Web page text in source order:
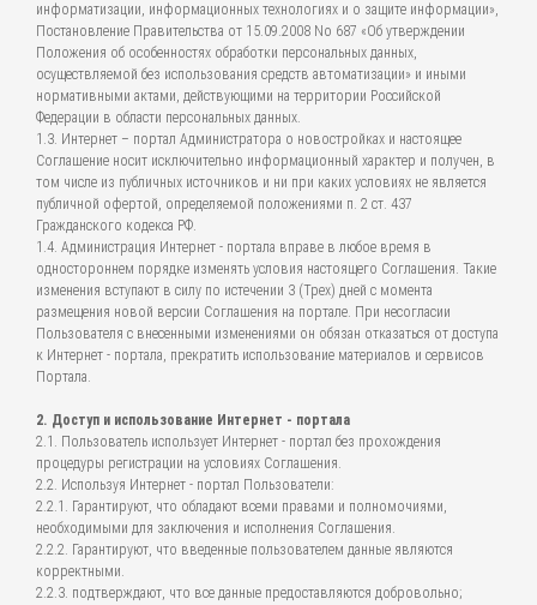
информатизации, информационных технологиях и о защите информации»,
Постановление Правительства от 15.09.2008 No 687 «Об утверждении
Положения об особенностях обработки персональных данных,
осуществляемой без использования средств автоматизации» и иными
нормативными актами, действующими на территории Российской
Федерации в области персональных данных.
1.3. Интернет – портал Администратора о новостройках и настоящее
Соглашение носит исключительно информационный характер и получен, в
том числе из публичных источников и ни при каких условиях не является
публичной офертой, определяемой положениями п. 2 ст. 437
Гражданского кодекса РФ.
1.4. Администрация Интернет - портала вправе в любое время в
одностороннем порядке изменять условия настоящего Соглашения. Такие
изменения вступают в силу по истечении 3 (Трех) дней с момента
размещения новой версии Соглашения на портале. При несогласии
Пользователя с внесенными изменениями он обязан отказаться от доступа
к Интернет - портала, прекратить использование материалов и сервисов
Портала.
2. Доступ и использование Интернет - портала
2.1. Пользователь использует Интернет - портал без прохождения
процедуры регистрации на условиях Соглашения.
2.2. Используя Интернет - портал Пользователи:
2.2.1. Гарантируют, что обладают всеми правами и полномочиями,
необходимыми для заключения и исполнения Соглашения.
2.2.2. Гарантируют, что введенные пользователем данные являются
корректными.
2.2.3. подтверждают, что все данные предоставляются добровольно;